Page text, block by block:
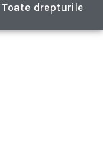
drepturile